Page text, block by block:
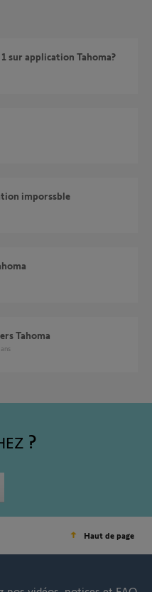
sur application Tahoma?
imporssble
Tahoma
ans
Haut de page